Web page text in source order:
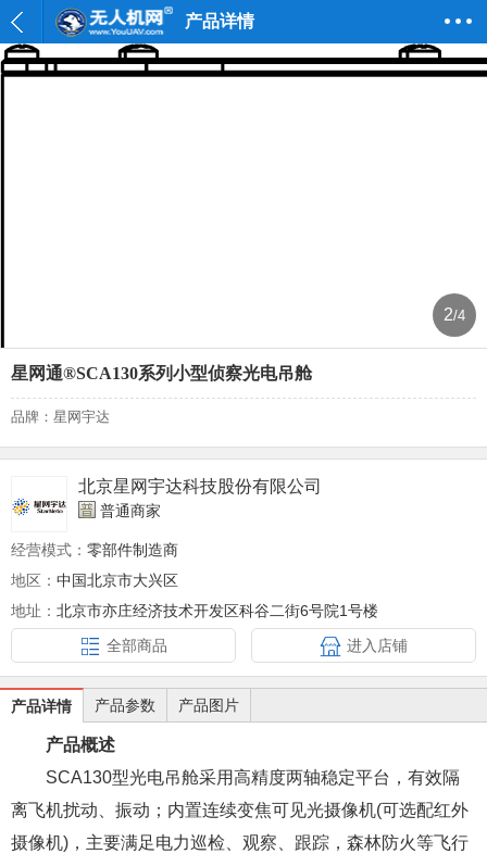
产品详情
2/4
星网通®SCA130系列小型侦察光电吊舱
品牌：星网宇达
北京星网宇达科技股份有限公司
普通商家
经营模式： 零部件制造商
地区： 中国北京市大兴区
地址： 北京市亦庄经济技术开发区科谷二街6号院1号楼
全部商品
进入店铺
产品详情 产品参数 产品图片
产品概述
SCA130型光电吊舱采用高精度两轴稳定平台，有效隔
离飞机扰动、振动；内置连续变焦可见光摄像机(可选配红外
摄像机)，主要满足电力巡检、观察、跟踪，森林防火等飞行